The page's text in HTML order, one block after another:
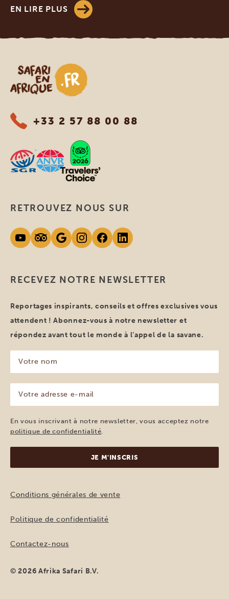
EN LIRE PLUS
Safari en Afrique
+33 2 57 88 00 88
RECEVEZ NOTRE NEWSLETTER
Reportages inspirants, conseils et offres exclusives vous
attendent ! Abonnez-vous à notre newsletter et
répondez avant tout le monde à l’appel de la savane.
nom
(Nécessaire)
adresse
e-
mail
(Nécessaire)
En vous inscrivant à notre newsletter, vous acceptez notre
politique de confidentialité
RETROUVEZ NOUS SUR
Conditions générales de vente
Politique de confidentialité
Contactez-nous
© 2026 Afrika Safari B.V.